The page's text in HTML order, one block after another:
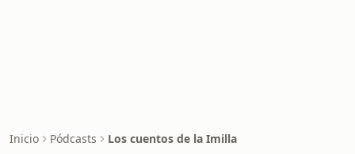
Inicio Pódcasts Los cuentos de la Imilla